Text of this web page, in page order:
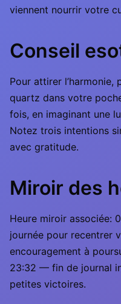
viennent nourrir votre
Conseil
Pour attirer
quartz dans votre
fois, en imaginant une
Notez trois intentions
avec gratitude.
Miroir des
Heure miroir associée:
journée pour recentrer
encouragement à
23:32 — fin de journal
petites victoires.